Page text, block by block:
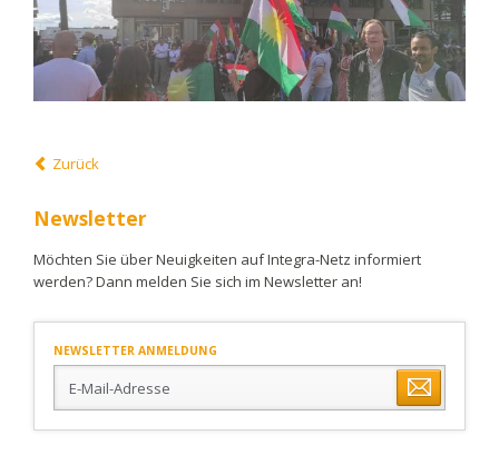
Zurück
Newsletter
Möchten Sie über Neuigkeiten auf Integra-Netz informiert
werden? Dann melden Sie sich im Newsletter an!
NEWSLETTER ANMELDUNG
Mail-